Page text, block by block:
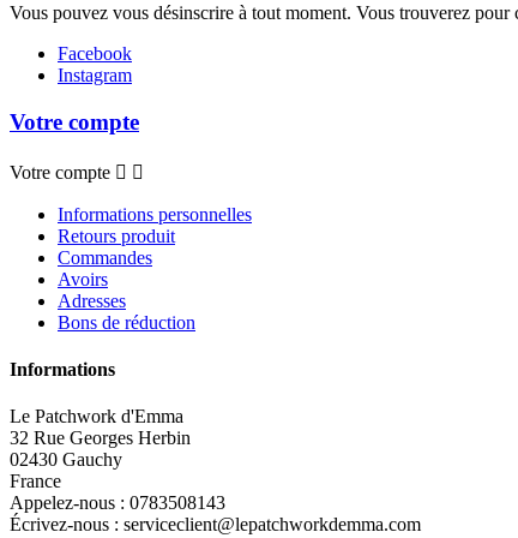
Vous pouvez vous désinscrire à tout moment. Vous trouverez
Facebook
Instagram
Votre compte
Votre compte  
Informations personnelles
Retours produit
Commandes
Avoirs
Adresses
Bons de réduction
Informations
Le Patchwork d'Emma
32 Rue Georges Herbin
02430 Gauchy
France
Appelez-nous : 0783508143
Écrivez-nous : serviceclient@lepatchworkdemma.com